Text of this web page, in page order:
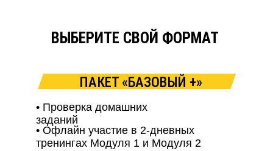
проекта
ВЫБЕРИТЕ СВОЙ ФОРМАТ
ПАКЕТ «БАЗОВЫЙ +»
• Офлайн участие в 2-дневных
тренингах Модуля 1 и Модуля 2
• Проверка домашних
заданий